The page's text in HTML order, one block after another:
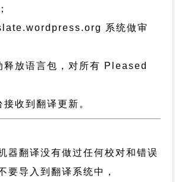
系统做审
释放语言包，对所有 Pleased
收到翻译更新。
器翻译没有做过任何校对和错误
要导入到翻译系统中，